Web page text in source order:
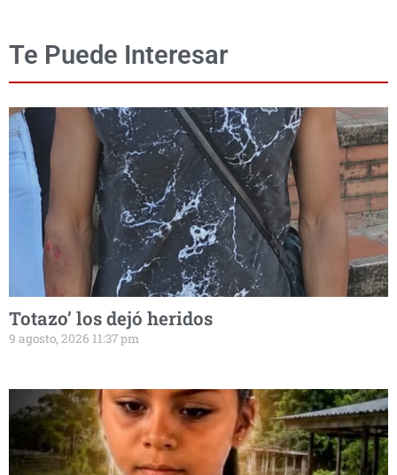
Te Puede Interesar
Totazo’ los dejó heridos
9 agosto, 2026 11:37 pm